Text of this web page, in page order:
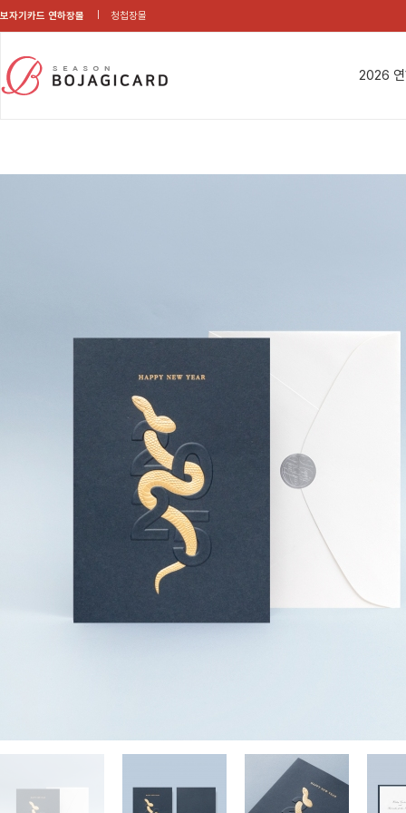
보자기카드 연하장몰 청첩장몰
2026